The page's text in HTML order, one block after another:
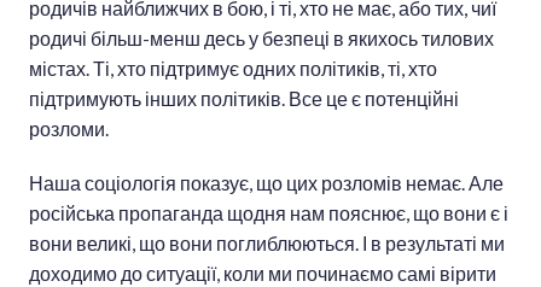
родичів найближчих в бою, і ті, хто не має, або тих, чиї
родичі більш-менш десь у безпеці в якихось тилових
містах. Ті, хто підтримує одних політиків, ті, хто
підтримують інших політиків. Все це є потенційні
розломи.
Наша соціологія показує, що цих розломів немає. Але
російська пропаганда щодня нам пояснює, що вони є і
вони великі, що вони поглиблюються. І в результаті ми
доходимо до ситуації, коли ми починаємо самі вірити